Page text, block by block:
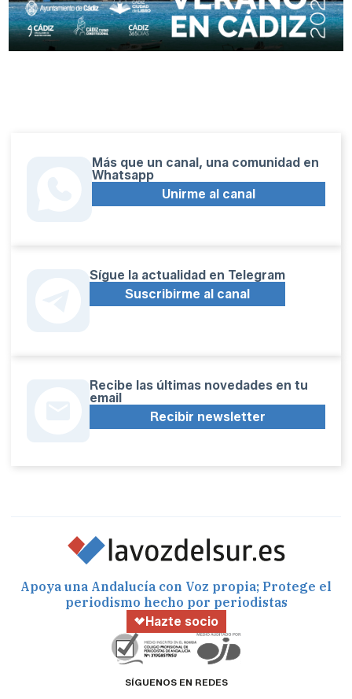
Más que un canal, una comunidad en
Whatsapp
Unirme al canal
Sígue la actualidad en Telegram
Suscribirme al canal
Recibe las últimas novedades en tu
email
Recibir newsletter
Apoya una Andalucía con Voz propia; Protege el
periodismo hecho por periodistas
Hazte socio
SÍGUENOS EN REDES